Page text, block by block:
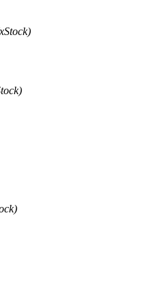
titulares de BTR